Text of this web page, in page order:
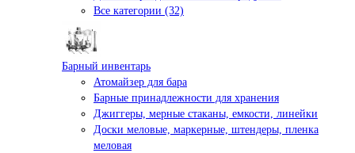
Все категории (32)
Барный инвентарь
Атомайзер для бара
Барные принадлежности для хранения
Джиггеры, мерные стаканы, емкости, линейки
Доски меловые, маркерные, штендеры, пленка
меловая